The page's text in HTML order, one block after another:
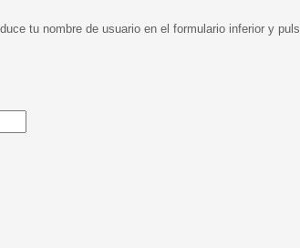
tu nombre de usuario en el formulario inferior y